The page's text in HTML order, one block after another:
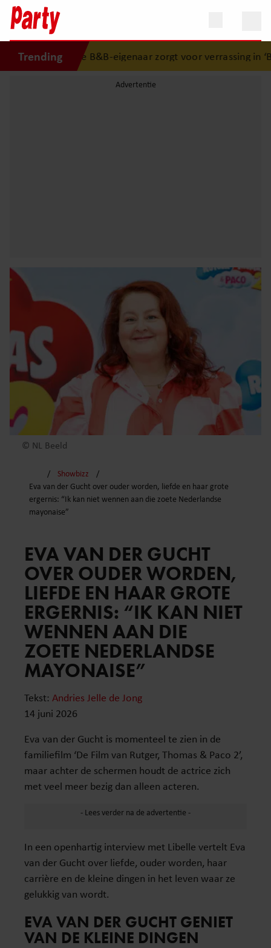
Trending
B&B-eigenaar zorgt voor verrassing in ‘B&B Vol
© NL Beeld
Showbizz
Eva van der Gucht over ouder worden, liefde en haar grote
ergernis: “Ik kan niet wennen aan die zoete Nederlandse
mayonaise”
EVA VAN DER GUCHT
OVER OUDER WORDEN,
LIEFDE EN HAAR GROTE
ERGERNIS: “IK KAN NIET
WENNEN AAN DIE
ZOETE NEDERLANDSE
MAYONAISE”
Tekst: Andries Jelle de Jong
14 juni 2026
Eva van der Gucht is momenteel te zien in de
familiefilm ‘De Film van Rutger, Thomas & Paco 2’,
maar achter de schermen houdt de actrice zich
met veel meer bezig dan alleen acteren.
In een openhartig interview met Libelle vertelt Eva
van der Gucht over liefde, ouder worden, haar
carrière en de kleine dingen in het leven waar ze
gelukkig van wordt.
EVA VAN DER GUCHT GENIET
VAN DE KLEINE DINGEN